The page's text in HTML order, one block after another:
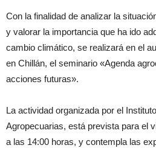
Con la finalidad de analizar la
y valorar la importancia que ha ido
cambio climático, se realizará en el
en Chillán, el seminario «Agenda
acciones futuras».
La actividad organizada por el
Agropecuarias, está prevista para el
a las 14:00 horas, y contempla las